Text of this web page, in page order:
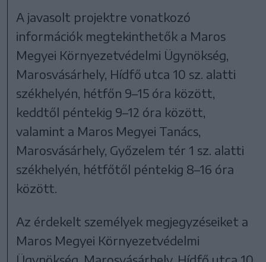
A javasolt projektre vonatkozó
információk megtekinthetők a Maros
Megyei Környezetvédelmi Ügynökség,
Marosvásárhely, Hídfő utca 10 sz. alatti
székhelyén, hétfőn 9–15 óra között,
keddtől péntekig 9–12 óra között,
valamint a Maros Megyei Tanács,
Marosvásárhely, Győzelem tér 1 sz. alatti
székhelyén, hétfőtől péntekig 8–16 óra
között.
Az érdekelt személyek megjegyzéseiket a
Maros Megyei Környezetvédelmi